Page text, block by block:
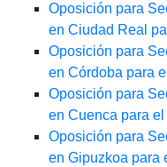
Oposición para
en Ciudad Real
Oposición para
en Córdoba para
Oposición para
en Cuenca para
Oposición para
en Gipuzkoa para